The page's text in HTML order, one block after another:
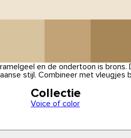
en de ondertoon is brons.
stijl. Combineer met vleugjes
Collectie
Voice of color